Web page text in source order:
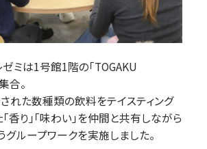
ゼミは1号館1階の「TOGAKU
合。
れた数種類の飲料をテイスティング
香り」「味わい」を仲間と共有しながら
グループワークを実施しました。